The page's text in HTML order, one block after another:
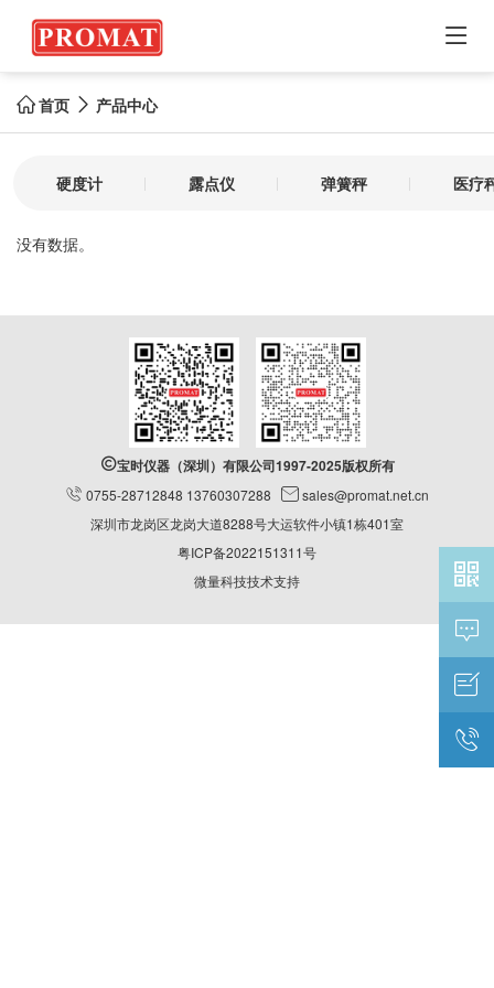

 首页  产品中心
硬度计 露点仪 弹簧秤 医疗
没有数据。
宝时仪器（深圳）有限公司1997-2025版权所有
 0755-28712848 13760307288 sales@promat.net.cn
深圳市龙岗区龙岗大道8288号大运软件小镇1栋401室
粤ICP备2022151311号
微量科技技术支持



